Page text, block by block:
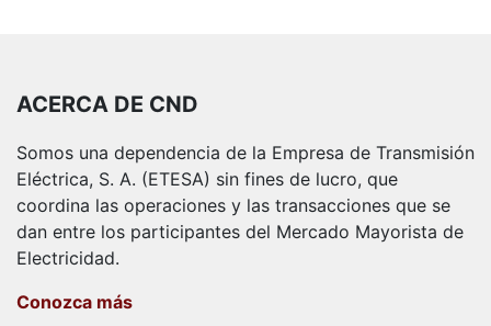
ACERCA DE CND
Somos una dependencia de la Empresa de Transmisión
Eléctrica, S. A. (ETESA) sin fines de lucro, que
coordina las operaciones y las transacciones que se
dan entre los participantes del Mercado Mayorista de
Electricidad.
Conozca más